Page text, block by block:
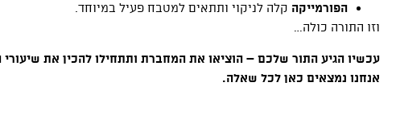
הפורמייקה קלה לניקוי ותתאים למטבח פעיל במיוחד.
וזו התורה כולה…
עכשיו הגיע התור שלכם – הוציאו את המחברת ותתחילו להכין את שיעורי
אנחנו נמצאים כאן לכל שאלה.